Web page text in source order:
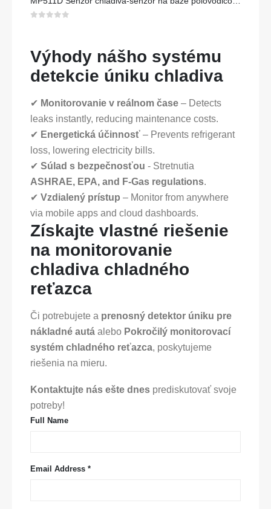
Výhody nášho systému
detekcie úniku chladiva
✔ Monitorovanie v reálnom čase – Detects
leaks instantly, reducing maintenance costs.
✔ Energetická účinnosť – Prevents refrigerant
loss, lowering electricity bills.
✔ Súlad s bezpečnosťou - Stretnutia
ASHRAE, EPA, and F-Gas regulations.
✔ Vzdialený prístup – Monitor from anywhere
via mobile apps and cloud dashboards.
Získajte vlastné riešenie
na monitorovanie
chladiva chladného
reťazca
Či potrebujete a prenosný detektor úniku pre
nákladné autá alebo Pokročilý monitorovací
systém chladného reťazca, poskytujeme
riešenia na mieru.
Kontaktujte nás ešte dnes prediskutovať svoje
potreby!
Full Name
Email Address *